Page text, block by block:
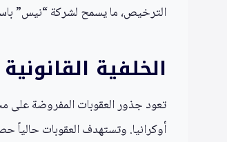
الترخيص، ما يسمح لشركة “نيس”
الخلفية
تعود جذور العقوبات المفروضة على